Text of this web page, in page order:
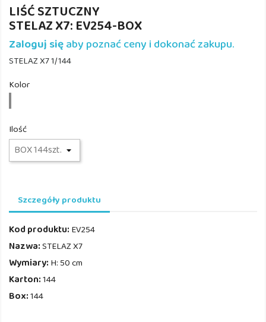
LIŚĆ SZTUCZNY
STELAZ X7: EV254-BOX
Zaloguj sięaby poznać ceny i dokonać zakupu.
STELAZ X7 1/144
Kolor
Ilość
Szczegóły produktu
Kod produktu: EV254
Nazwa:STELAZ X7
Wymiary: H: 50 cm
Karton:144
Box:144